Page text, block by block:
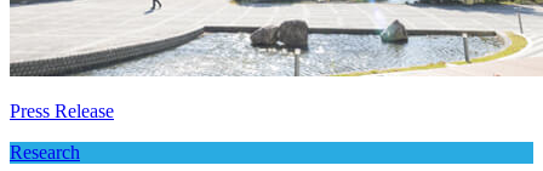
Press Release
Research